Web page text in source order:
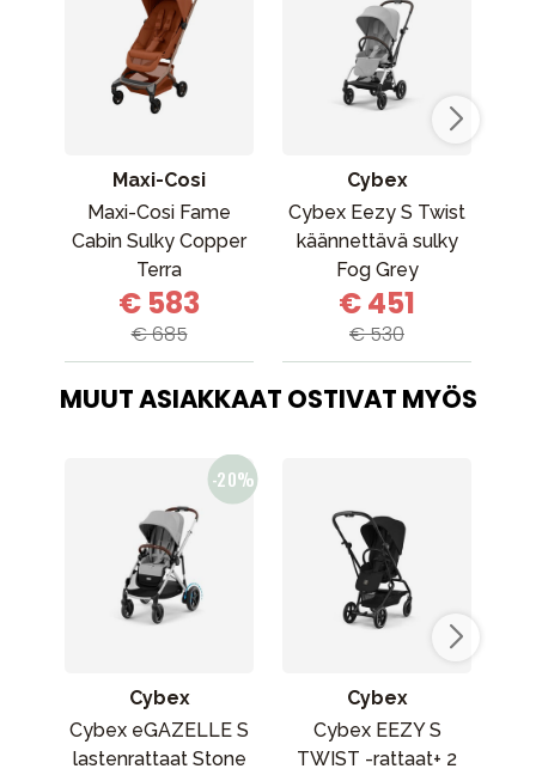
Maxi-Cosi
Maxi-Cosi Fame
Cabin Sulky Copper
Terra
€ 583
€ 685
Cybex
Cybex Eezy S Twist
käännettävä sulky
Fog Grey
€ 451
€ 530
MUUT ASIAKKAAT OSTIVAT MYÖS
Cybex
Cybex eGAZELLE S
lastenrattaat Stone
Cybex
Cybex EEZY S
TWIST -rattaat+ 2